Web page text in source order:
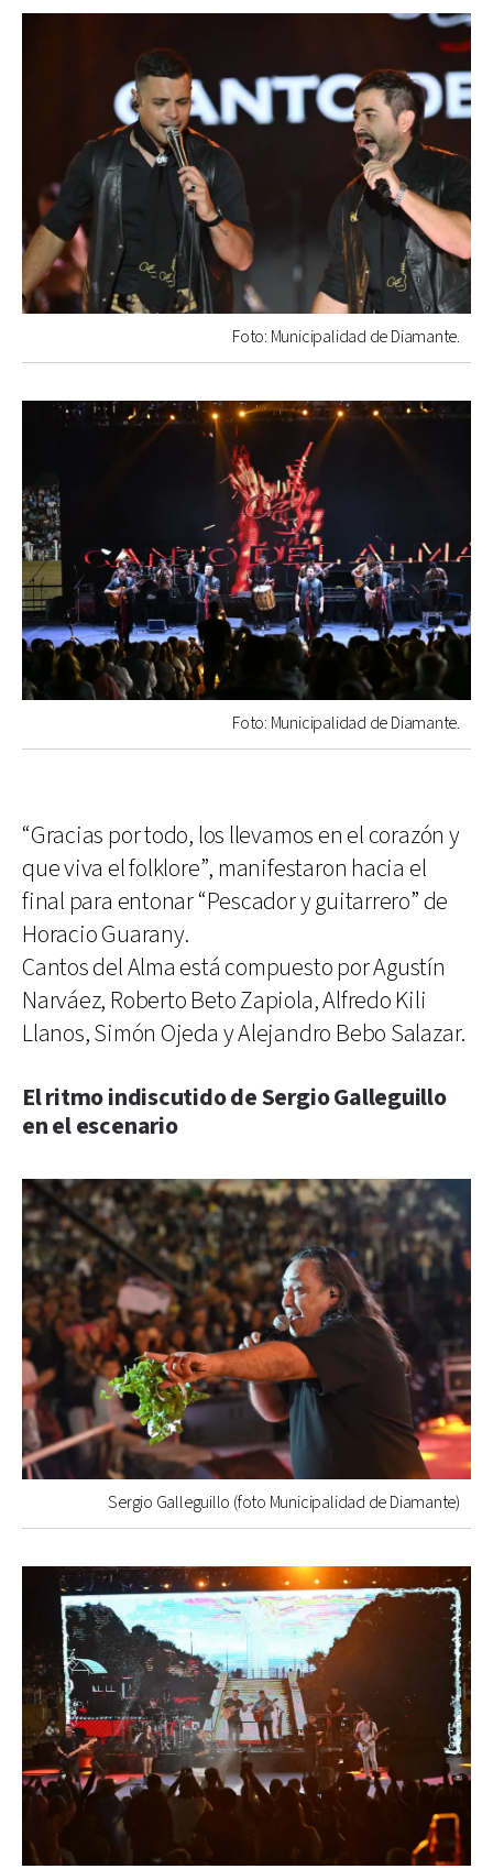
Foto: Municipalidad de Diamante.
Foto: Municipalidad de Diamante.
“Gracias por todo, los llevamos en el corazón y
que viva el folklore”, manifestaron hacia el
final para entonar “Pescador y guitarrero” de
Horacio Guarany.
Cantos del Alma está compuesto por Agustín
Narváez, Roberto Beto Zapiola, Alfredo Kili
Llanos, Simón Ojeda y Alejandro Bebo Salazar.
El ritmo indiscutido de Sergio Galleguillo
en el escenario
Sergio Galleguillo (foto Municipalidad de Diamante)